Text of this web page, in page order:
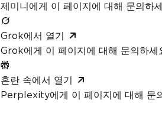
제미니에게 이 페이지에 대해 문의하
Grok에서 열기
Grok에게 이 페이지에 대해 문의하세
혼란 속에서 열기
Perplexity에게 이 페이지에 대해 문